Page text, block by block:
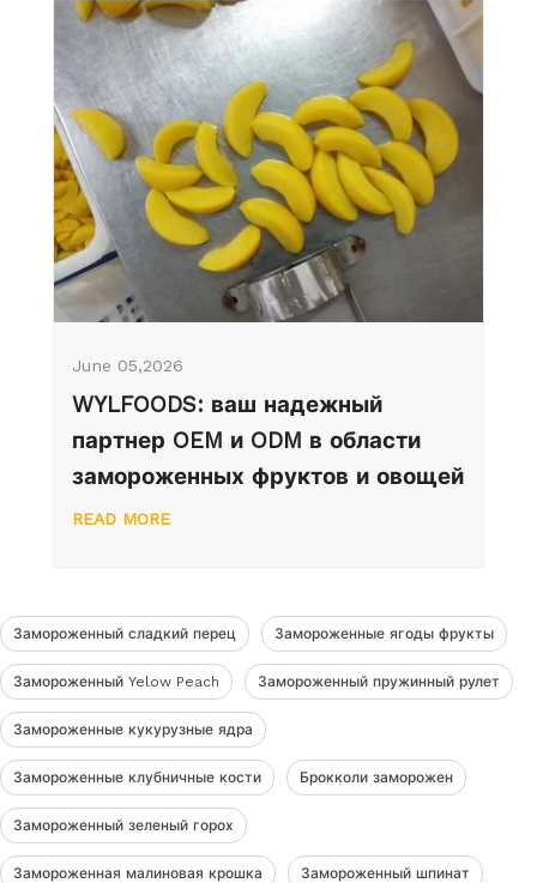
June 05,2026
WYLFOODS: ваш надежный
партнер OEM и ODM в области
замороженных фруктов и овощей
READ MORE
Замороженный сладкий перец Замороженные ягоды фрукты
Замороженный Yelow Peach Замороженный пружинный рулет
Замороженные кукурузные ядра
Замороженные клубничные кости Брокколи заморожен
Замороженный зеленый горох
Замороженная малиновая крошка Замороженный шпинат